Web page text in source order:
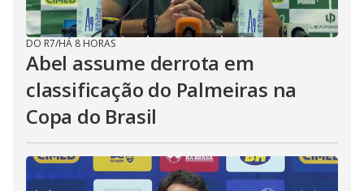
DO R7/HÁ 8 HORAS
Abel assume derrota em
classificação do Palmeiras na
Copa do Brasil